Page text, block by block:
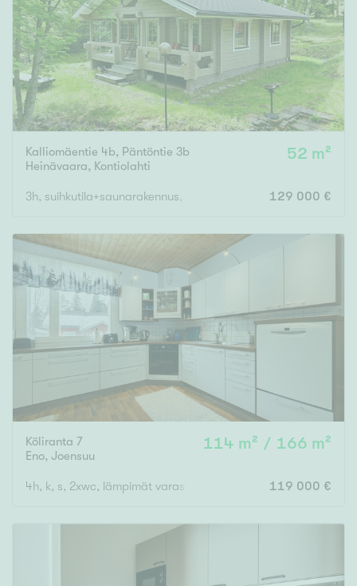
Kalliomäentie 4b, Päntöntie 3b
Heinävaara, Kontiolahti
52 m²
3h, suihkutila+saunarakennus, varastot 129 000 €
Köliranta 7
Eno, Joensuu
114 m² / 166 m²
4h, k, s, 2xwc, lämpimät varastot, autokatos kahdelle autolle
119 000 €